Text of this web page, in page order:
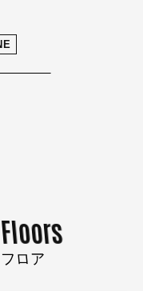
Floors
フロア